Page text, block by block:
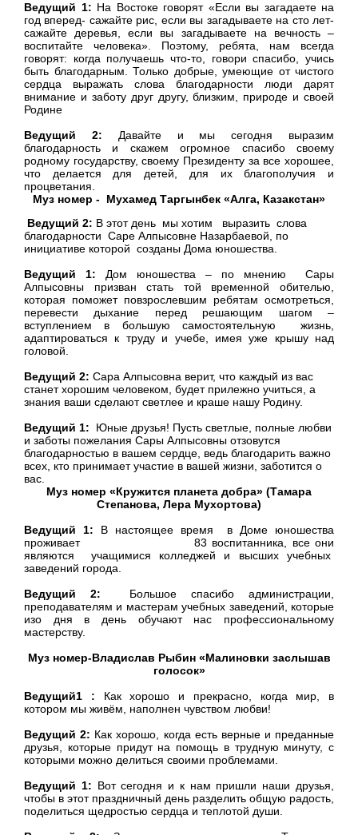
Ведущий 1: На Востоке говорят «Если вы загадаете на
год вперед- сажайте рис, если вы загадываете на сто лет-
сажайте деревья, если вы загадываете на вечность –
воспитайте человека». Поэтому, ребята, нам всегда
говорят: когда получаешь что-то, говори спасибо, учись
быть благодарным. Только добрые, умеющие от чистого
сердца выражать слова благодарности люди дарят
внимание и заботу друг другу, близким, природе и своей
Родине
Ведущий 2: Давайте и мы сегодня выразим
благодарность и скажем огромное спасибо своему
родному государству, своему Президенту за все хорошее,
что делается для детей, для их благополучия и
процветания.
Муз номер - Мухамед Таргынбек «Алга, Казакстан»
Ведущий 2: В этот день мы хотим выразить слова
благодарности Саре Алпысовне Назарбаевой, по
инициативе которой созданы Дома юношества.
Ведущий 1: Дом юношества – по мнению Сары
Алпысовны призван стать той временной обителью,
которая поможет повзрослевшим ребятам осмотреться,
перевести дыхание перед решающим шагом –
вступлением в большую самостоятельную жизнь,
адаптироваться к труду и учебе, имея уже крышу над
головой.
Ведущий 2: Сара Алпысовна верит, что каждый из вас
станет хорошим человеком, будет прилежно учиться, а
знания ваши сделают светлее и краше нашу Родину.
Ведущий 1: Юные друзья! Пусть светлые, полные любви
и заботы пожелания Сары Алпысовны отзовутся
благодарностью в вашем сердце, ведь благодарить важно
всех, кто принимает участие в вашей жизни, заботится о
вас.
Муз номер «Кружится планета добра» (Тамара
Степанова, Лера Мухортова)
Ведущий 1: В настоящее время в Доме юношества
проживает 83 воспитанника, все они
являются учащимися колледжей и высших учебных
заведений города.
Ведущий 2: Большое спасибо администрации,
преподавателям и мастерам учебных заведений, которые
изо дня в день обучают нас профессиональному
мастерству.
Муз номер-Владислав Рыбин «Малиновки заслышав
голосок»
Ведущий1 : Как хорошо и прекрасно, когда мир, в
котором мы живём, наполнен чувством любви!
Ведущий 2: Как хорошо, когда есть верные и преданные
друзья, которые придут на помощь в трудную минуту, с
которыми можно делиться своими проблемами.
Ведущий 1: Вот сегодня и к нам пришли наши друзья,
чтобы в этот праздничный день разделить общую радость,
поделиться щедростью сердца и теплотой души.